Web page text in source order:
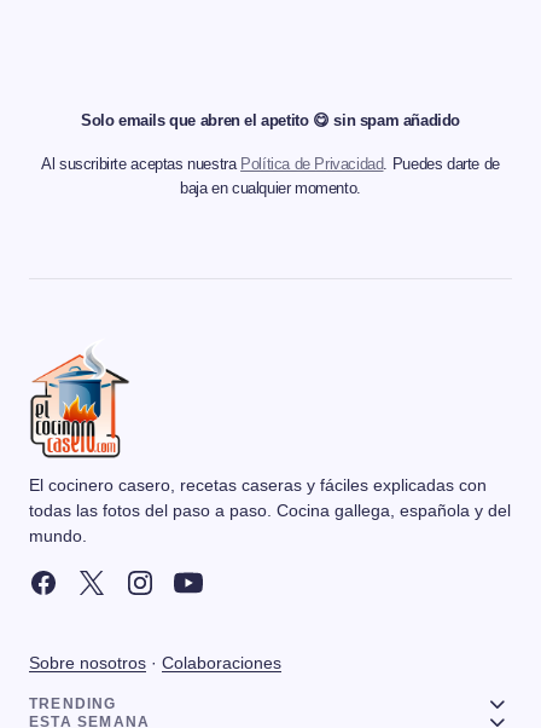
Solo emails que abren el apetito 😋 sin spam añadido
Al suscribirte aceptas nuestra Política de Privacidad. Puedes darte de
baja en cualquier momento.
El cocinero casero, recetas caseras y fáciles explicadas con
todas las fotos del paso a paso. Cocina gallega, española y del
mundo.
Sobre nosotros · Colaboraciones
TRENDING
ESTA SEMANA